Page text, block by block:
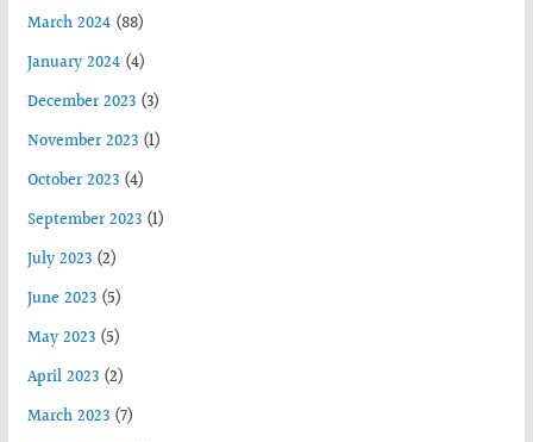
March 2024(88)
January 2024(4)
December 2023(3)
November 2023(1)
October 2023(4)
September 2023(1)
July 2023(2)
June 2023(5)
May 2023(5)
April 2023(2)
March 2023(7)